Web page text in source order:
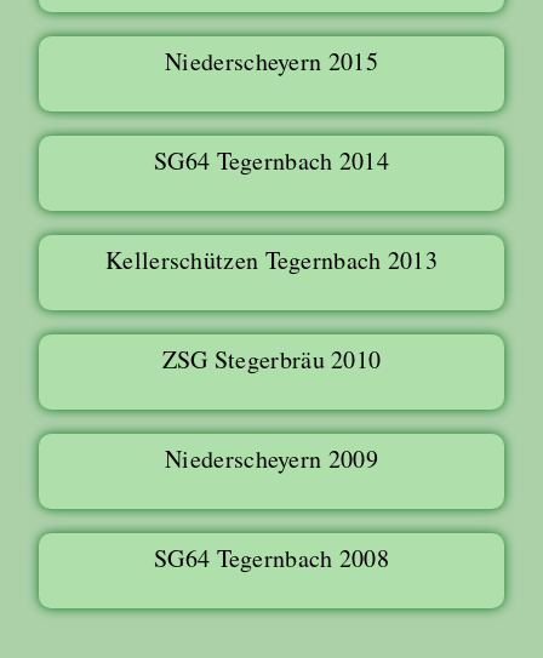
Niederscheyern 2015
SG64 Tegernbach 2014
Kellerschützen Tegernbach 2013
ZSG Stegerbräu 2010
Niederscheyern 2009
SG64 Tegernbach 2008